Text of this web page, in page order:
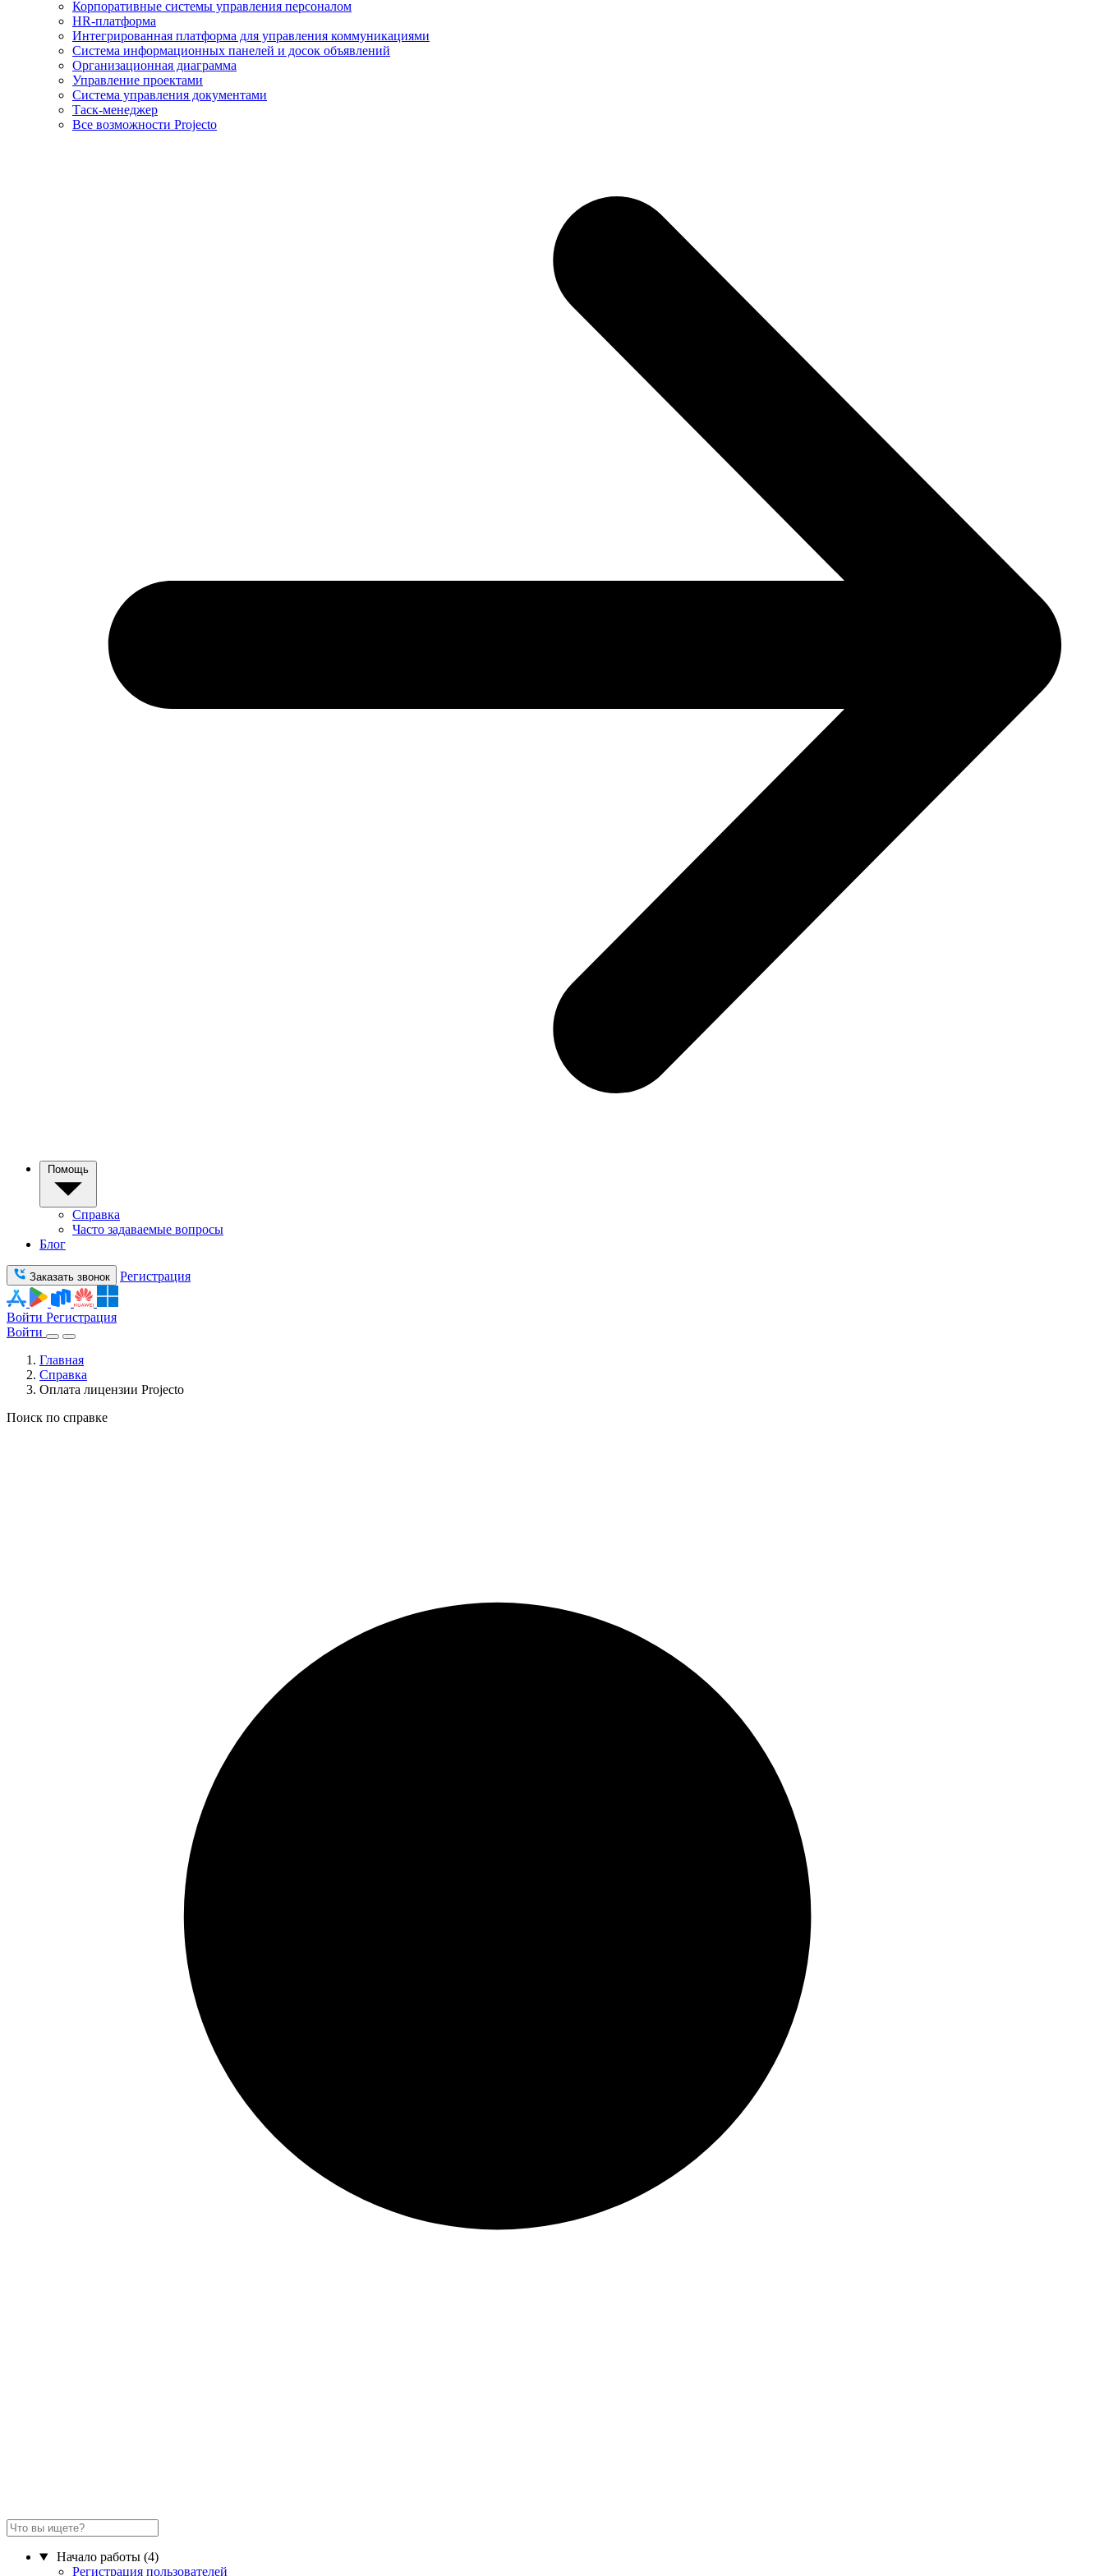
Корпоративные системы управления персоналом
HR-платформа
Интегрированная платформа для управления коммуникациями
Система информационных панелей и досок объявлений
Организационная диаграмма
Управление проектами
Система управления документами
Таск-менеджер
Все возможности Projecto
Помощь
Справка
Часто задаваемые вопросы
Блог
Заказать звонок Регистрация
Войти Регистрация
Войти
Главная
Справка
Оплата лицензии Projecto
Поиск по справке
Начало работы (4)
Регистрация пользователей